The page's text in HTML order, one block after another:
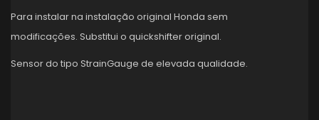
Para instalar na instalação original Honda sem
modificações. Substitui o quickshifter original.
Sensor do tipo StrainGauge de elevada qualidade.